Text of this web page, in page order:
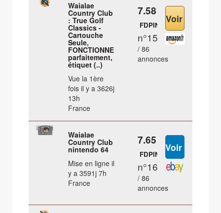
Waialae
Country Club
: True Golf
Classics -
Cartouche
Seule,
FONCTIONNE
parfaitement,
étiquet (..)
Vue la 1ère
fois il y a 3626j
13h
France
7.58 €
FDPIN
n°15
/ 86
annonces
Waialae
Country Club
nintendo 64
Mise en ligne il
y a 3591j 7h
France
7.65 €
FDPIN
n°16
/ 86
annonces